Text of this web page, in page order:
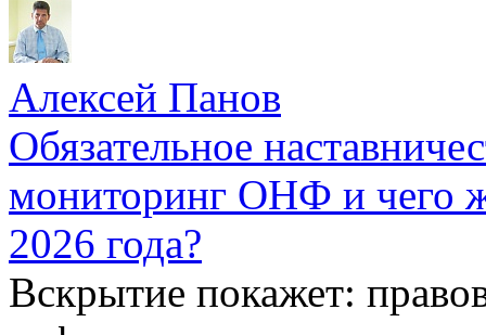
Алексей Панов
Обязательное
мониторинг ОНФ и чего
2026 года?
Вскрытие покажет: